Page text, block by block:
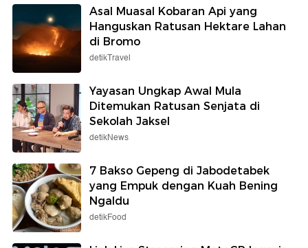
Asal Muasal Kobaran Api yang
Hanguskan Ratusan Hektare Lahan
di Bromo
detikTravel
Yayasan Ungkap Awal Mula
Ditemukan Ratusan Senjata di
Sekolah Jaksel
detikNews
7 Bakso Gepeng di Jabodetabek
yang Empuk dengan Kuah Bening
Ngaldu
detikFood